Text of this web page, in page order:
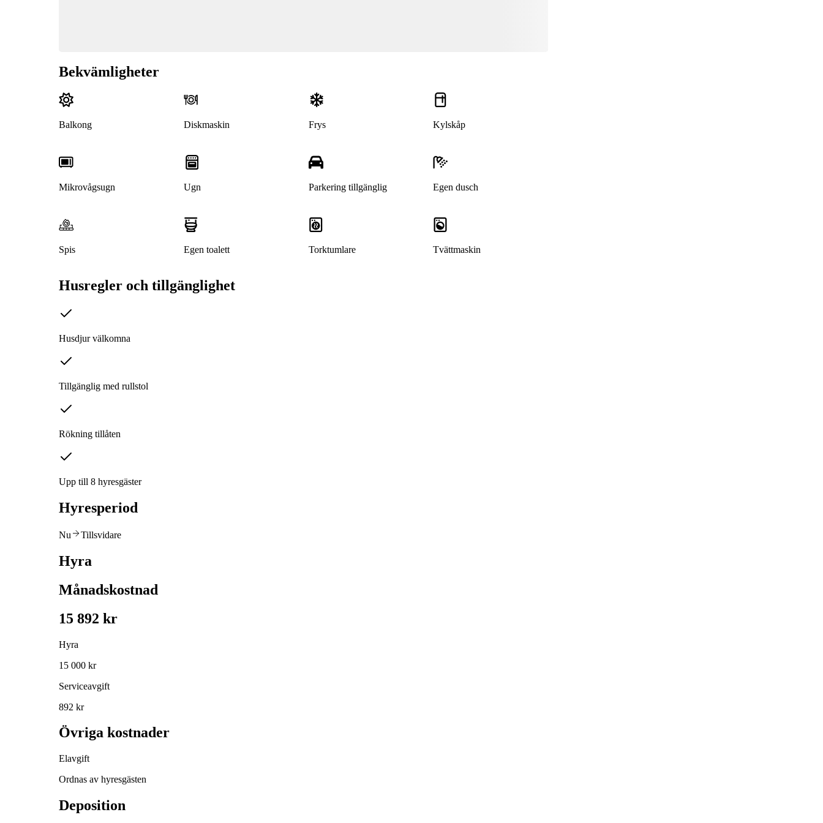
Bekvämligheter
Balkong Diskmaskin Frys Kylskåp
Mikrovågsugn Ugn Parkering tillgänglig Egen dusch
Spis Egen toalett Torktumlare Tvättmaskin
Husregler och tillgänglighet
Husdjur välkomna
Tillgänglig med rullstol
Rökning tillåten
Upp till 8 hyresgäster
Hyresperiod
Nu Tillsvidare
Hyra
Månadskostnad
15 892 kr
Hyra
15 000 kr
Serviceavgift
892 kr
Övriga kostnader
Elavgift
Ordnas av hyresgästen
Deposition